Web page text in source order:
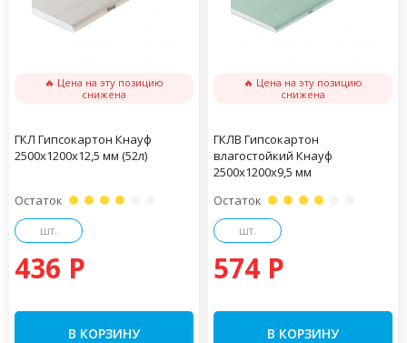
🔥 Цена на эту позицию
снижена
ГКЛ Гипсокартон Кнауф
2500х1200х12,5 мм (52л)
Остаток
шт.
436 P
В КОРЗИНУ
🔥 Цена на эту позицию
снижена
ГКЛВ Гипсокартон
влагостойкий Кнауф
2500х1200х9,5 мм
Остаток
шт.
574 P
В КОРЗИНУ